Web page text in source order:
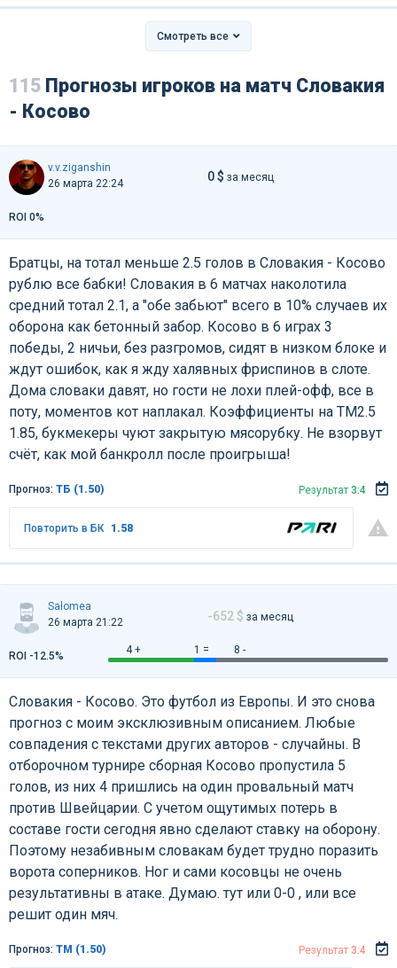
Смотреть все
115 Прогнозы игроков на матч Словакия
- Косово
v.v.ziganshin
26 марта 22:24
0 $ за месяц
ROI 0%
Братцы, на тотал меньше 2.5 голов в Словакия - Косово
рублю все бабки! Словакия в 6 матчах наколотила
средний тотал 2.1, а "обе забьют" всего в 10% случаев их
оборона как бетонный забор. Косово в 6 играх 3
победы, 2 ничьи, без разгромов, сидят в низком блоке и
ждут ошибок, как я жду халявных фриспинов в слоте.
Дома словаки давят, но гости не лохи плей-офф, все в
поту, моментов кот наплакал. Коэффициенты на ТМ2.5
1.85, букмекеры чуют закрытую мясорубку. Не взорвут
счёт, как мой банкролл после проигрыша!
Прогноз: ТБ (1.50) Результат 3:4
Повторить в БК 1.58
Salomea
26 марта 21:22
-652 $ за месяц
4 + 1 = 8 -
ROI -12.5%
Словакия - Косово. Это футбол из Европы. И это снова
прогноз с моим эксклюзивным описанием. Любые
совпадения с текстами других авторов - случайны. В
отборочном турнире сборная Косово пропустила 5
голов, из них 4 пришлись на один провальный матч
против Швейцарии. С учетом ощутимых потерь в
составе гости сегодня явно сделают ставку на оборону.
Поэтому незабивным словакам будет трудно поразить
ворота соперников. Ног и сами косовцы не очень
результативны в атаке. Думаю. тут или 0-0 , или все
решит один мяч.
Прогноз: ТМ (1.50) Результат 3:4